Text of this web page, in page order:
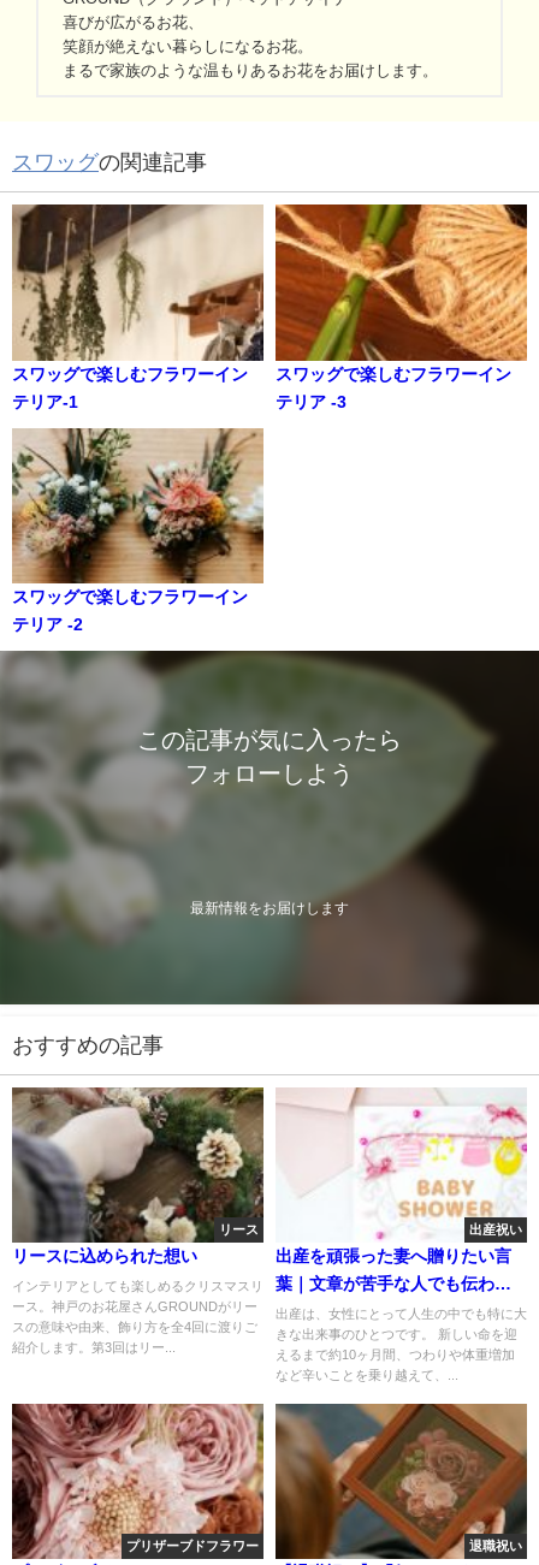
喜びが広がるお花、
笑顔が絶えない暮らしになるお花。
まるで家族のような温もりあるお花をお届けします。
スワッグの関連記事
スワッグで楽しむフラワーイン
テリア-1
スワッグで楽しむフラワーイン
テリア -3
スワッグで楽しむフラワーイン
テリア -2
この記事が気に入ったら
フォローしよう
最新情報をお届けします
おすすめの記事
リース
リースに込められた想い
インテリアとしても楽しめるクリスマスリ
ース。神戸のお花屋さんGROUNDがリー
スの意味や由来、飾り方を全4回に渡りご
紹介します。第3回はリー...
出産祝い
出産を頑張った妻へ贈りたい言
葉｜文章が苦手な人でも伝わる
感動メッセージ
出産は、女性にとって人生の中でも特に大
きな出来事のひとつです。 新しい命を迎
えるまで約10ヶ月間、つわりや体重増加
など辛いことを乗り越えて、...
プリザーブドフラワー 退職祝い